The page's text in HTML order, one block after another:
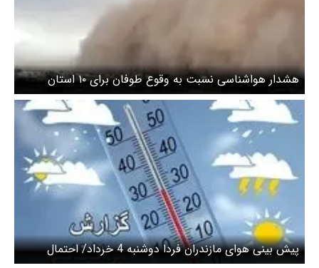
هشدار هواشناسی نسبت به وقوع طوفان برای ۱۰ استان
پیش بینی هوای مازندران فردا دوشنبه 4 خرداد/ احتمال